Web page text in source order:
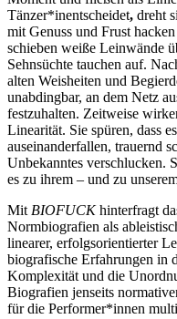
Tänzer*inentscheidet, dreht
mit Genuss und Frust
schieben weiße Leinwände
Sehnsüchte tauchen auf.
alten Weisheiten und
unabdingbar, an dem Netz
festzuhalten. Zeitweise
Linearität. Sie spüren, dass
auseinanderfallen, trauernd
Unbekanntes verschlucken.
es zu ihrem – und zu
Mit BIOFUCKhinterfragt
Normbiografien als
linearer, erfolgsorientierter
biografische Erfahrungen in
Komplexität und die
Biografien jenseits
für die Performer*innen